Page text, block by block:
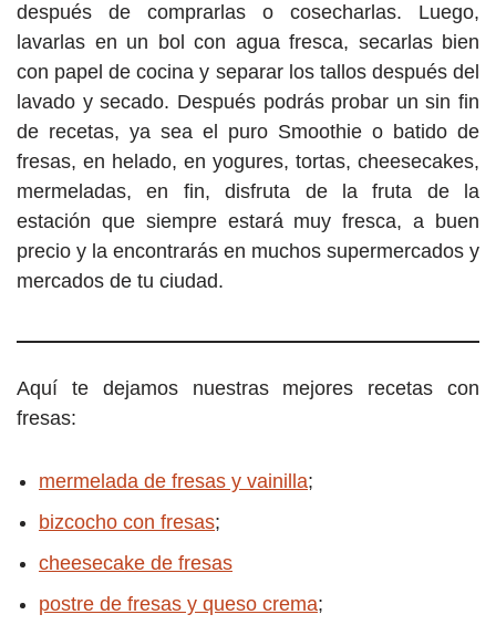
después de comprarlas o cosecharlas. Luego,
lavarlas en un bol con agua fresca, secarlas bien
con papel de cocina y separar los tallos después del
lavado y secado. Después podrás probar un sin fin
de recetas, ya sea el puro Smoothie o batido de
fresas, en helado, en yogures, tortas, cheesecakes,
mermeladas, en fin, disfruta de la fruta de la
estación que siempre estará muy fresca, a buen
precio y la encontrarás en muchos supermercados y
mercados de tu ciudad.
Aquí te dejamos nuestras mejores recetas con
fresas:
mermelada de fresas y vainilla;
bizcocho con fresas;
cheesecake de fresas
postre de fresas y queso crema;